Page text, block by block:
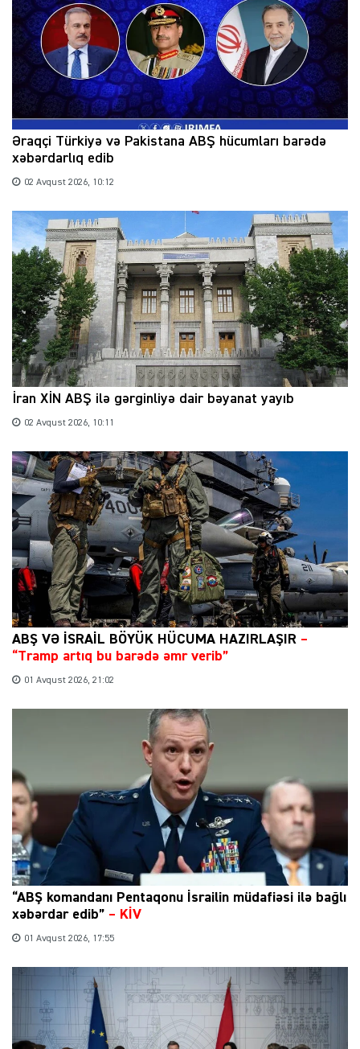
Əraqçi Türkiyə və Pakistana ABŞ hücumları barədə
xəbərdarlıq edib
02 Avqust 2026, 10:12
İran XİN ABŞ ilə gərginliyə dair bəyanat yayıb
02 Avqust 2026, 10:11
ABŞ VƏ İSRAİL BÖYÜK HÜCUMA HAZIRLAŞIR –
“Tramp artıq bu barədə əmr verib”
01 Avqust 2026, 21:02
“ABŞ komandanı Pentaqonu İsrailin müdafiəsi ilə bağlı
xəbərdar edib” – KİV
01 Avqust 2026, 17:55